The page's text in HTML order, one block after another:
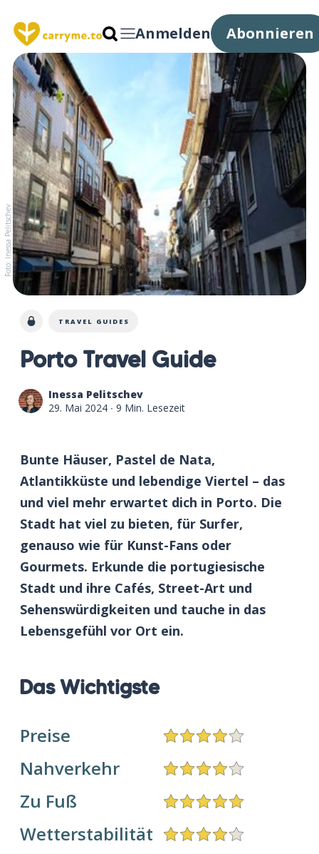
Anmelden Abonnieren
Foto: Inessa Pelitschev
TRAVEL GUIDES
Porto Travel Guide
Inessa Pelitschev
29. Mai 2024∙ 9 Min. Lesezeit
Bunte Häuser, Pastel de Nata,
Atlantikküste und lebendige Viertel – das
und viel mehr erwartet dich in Porto. Die
Stadt hat viel zu bieten, für Surfer,
genauso wie für Kunst-Fans oder
Gourmets. Erkunde die portugiesische
Stadt und ihre Cafés, Street-Art und
Sehenswürdigkeiten und tauche in das
Lebensgefühl vor Ort ein.
Das Wichtigste
Preise
Nahverkehr
Zu Fuß
Wetterstabilität